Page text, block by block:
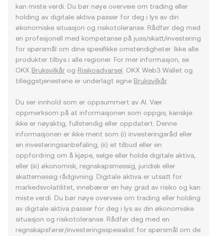
kan miste verdi. Du bør nøye overveie om trading eller
holding av digitale aktiva passer for deg i lys av din
økonomiske situasjon og risikotoleranse. Rådfør deg med
en profesjonell med kompetanse på juss/skatt/investering
for spørsmål om dine spesifikke omstendigheter. Ikke alle
produkter tilbys i alle regioner. For mer informasjon, se
OKX Bruksvilkår og Risikoadvarsel . OKX Web3 Wallet og
tilleggstjenestene er underlagt egne Bruksvilkår.
Du ser innhold som er oppsummert av AI. Vær
oppmerksom på at informasjonen som oppgis, kanskje
ikke er nøyaktig, fullstendig eller oppdatert. Denne
informasjonen er ikke ment som (i) investeringsråd eller
en investeringsanbefaling, (ii) et tilbud eller en
oppfordring om å kjøpe, selge eller holde digitale aktiva,
eller (iii) økonomisk, regnskapsmessig, juridisk eller
skattemessig rådgivning. Digitale aktiva er utsatt for
markedsvolatilitet, innebærer en høy grad av risiko og kan
miste verdi. Du bør nøye overveie om trading eller holding
av digitale aktiva passer for deg i lys av din økonomiske
situasjon og risikotoleranse. Rådfør deg med en
regnskapsfører/investeringsspesialist for spørsmål om de